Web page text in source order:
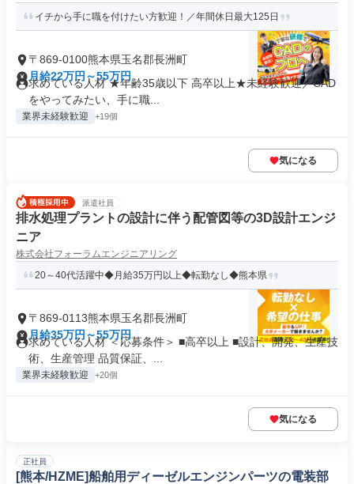
イチから手に職を付けたい方歓迎！／年間休日最大125日
〒869-0100熊本県玉名郡長洲町
月給22万円～55万円
求めている人材 ★年齢35歳以下 高卒以上★未経験歓迎／CAD
をやってみたい、手に職...
業界未経験歓迎 +19個
気になる
派遣社員
排水処理プラントの設計に伴う配管図等の3D設計エンジ
ニア
株式会社フォーラムエンジニアリング
20～40代活躍中◆月給35万円以上◆転勤なし◆熊本県
〒869-0113熊本県玉名郡長洲町
月給35万円～55万円
求めている人材 ＜応募条件＞ ■高卒以上 ■設計、開発、生産技
術、生産管理 品質保証、...
業界未経験歓迎 +20個
気になる
正社員
[熊本/HZME]船舶用ディーゼルエンジンパーツの電装部